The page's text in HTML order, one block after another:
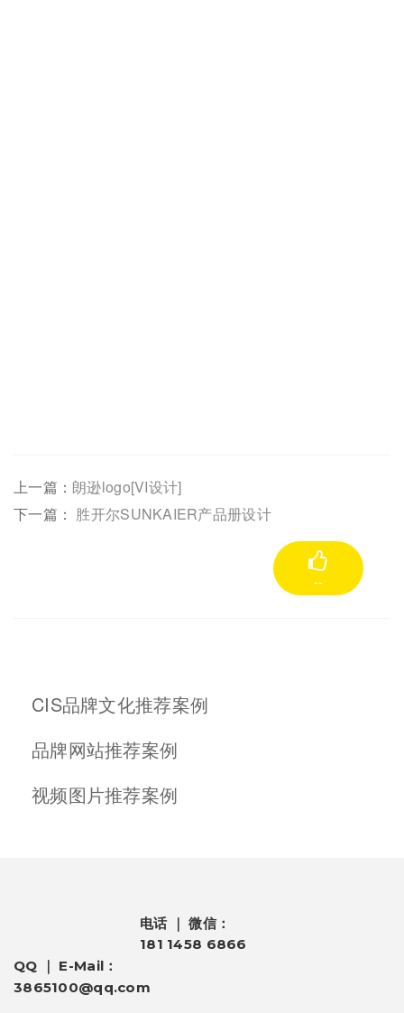
上一篇： 朗逊logo[VI设计]
下一篇： 胜开尔SUNKAIER产品册设计
--
CIS品牌文化推荐案例
品牌网站推荐案例
视频图片推荐案例
电话 ｜ 微信：
181 1458 6866
QQ ｜ E-Mail：
3865100@qq.com